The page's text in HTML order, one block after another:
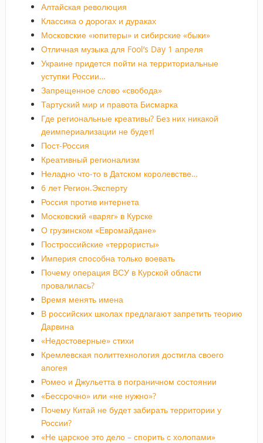
Алтайская революция
Классика о дорогах и дураках
Московские «юпитеры» и сибирские «быки»
Отличная музыка для Fool’s Day 1 апреля
Украине придется пойти на территориальные
уступки России…
Запрещенное слово «свобода»
Тартуский мир и правота Бисмарка
Где региональные креативы? Без них никакой
деимпериализации не будет!
Пост-Россия
Креативный регионализм
Неладно что-то в Датском королевстве…
6 лет Регион.Эксперту
Россия против интернета
Московский «варяг» в Курске
О грузинском «Евромайдане»
Построссийские «террористы»
Империя способна только воевать
Почему операция ВСУ в Курской области
провалилась?
Время менять имена
В российских школах предлагают запретить теорию
Дарвина
«Недостоверные» стихи
Кремлевская политтехнология достигла своего
апогея
Ромео и Джульетта в пограничном состоянии
«Бессрочно» или «не нужно»?
Почему Китай не будет забирать территории у
России?
«Не царское это дело – спорить с холопами»